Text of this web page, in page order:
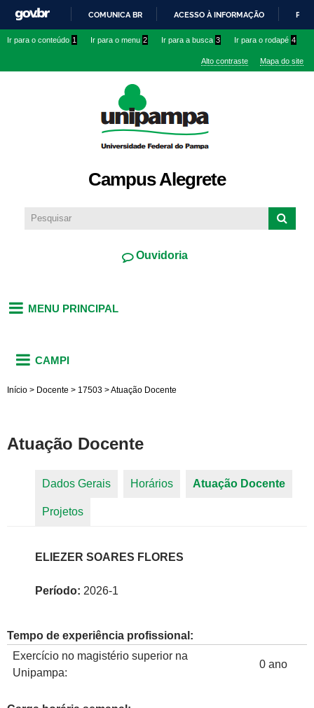
conteúdo
IR
O
COMUNICA BR ACESSO À INFORMAÇÃO
Ir para o conteúdo 1 Ir para o menu 2 Ir para a busca 3 Ir para o rodapé 4
Alto contraste Mapa do site
Campus Alegrete
Ouvidoria
MENU PRINCIPAL
CAMPI
Início > Docente > 17503 >Atuação Docente
Atuação Docente
Dados Gerais Horários Atuação Docente
Projetos
ELIEZER SOARES FLORES
Período: 2026-1
Tempo de experiência profissional:
Exercício no magistério superior na
Unipampa:
0 ano